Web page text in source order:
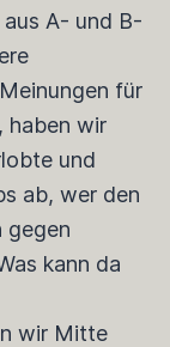
A- und B-
für
haben wir
und
ab, wer den
gegen
kann da
wir Mitte